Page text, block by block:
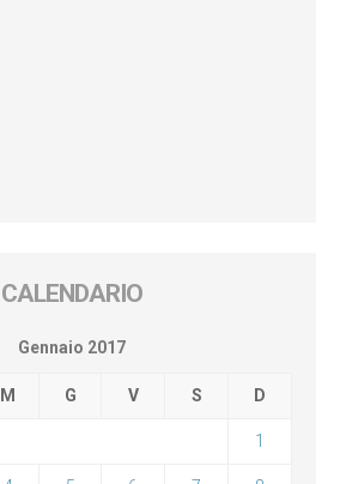
CALENDARIO
Gennaio 2017
M G V S D
1